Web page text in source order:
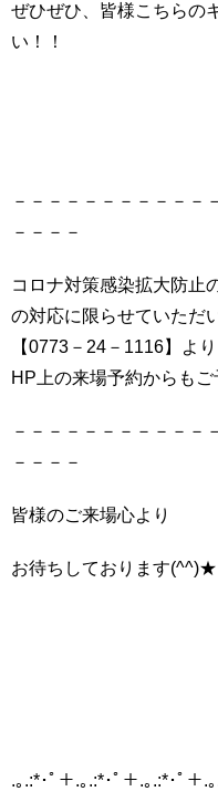
ぜひぜひ、皆様こちらの
い！！
－－－－－－－－－－－
－－－－
コロナ対策感染拡大防止
の対応に限らせていただ
【0773－24－1116】よ
HP上の来場予約からもご
－－－－－－－－－－－
－－－－
皆様のご来場心より
お待ちしております(^^)★
.｡.:*･ﾟ＋.｡.:*･ﾟ＋.｡.:*･ﾟ＋.